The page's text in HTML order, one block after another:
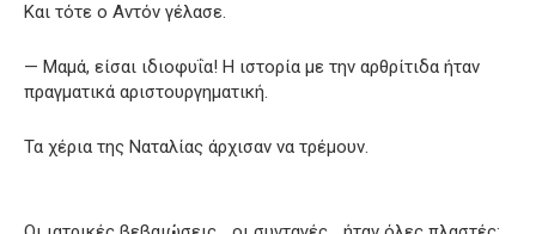
Και τότε ο Αντόν γέλασε.
— Μαμά, είσαι ιδιοφυΐα! Η ιστορία με την αρθρίτιδα ήταν
πραγματικά αριστουργηματική.
Τα χέρια της Ναταλίας άρχισαν να τρέμουν.